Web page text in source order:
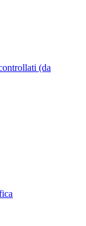
(da